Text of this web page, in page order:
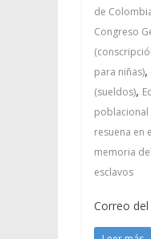
de
Congreso
para niñas),
(sueldos),
poblacional
resuena en
memoria
esclavos
Correo